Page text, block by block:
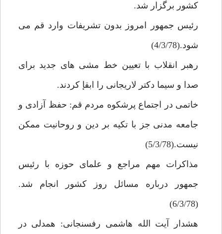
كشور برگزار شد.
رئيس جمهور امروز بدون تشريفات وارد قم مى
شود.(4/3/78)
رهبر انقلاب با تعيين خط مشى هاى جديد براى
صدا و سيما دكتر لاريجانى را ابقإ كردند.
خاتمى در اجتماع پرشكوه مردم قم: حفظ آزادى و
جامعه مدنى جز با تكيه بر دين و روحانيت ممكن
نيست.(5/3/78)
مذاكرات مهم مراجع و علماى حوزه با رئيس
جمهور درباره مسائل روز كشور انجام شد.
(6/3/78)
هشدار آيت الله هاشمى رفسنجانى: همدلى در